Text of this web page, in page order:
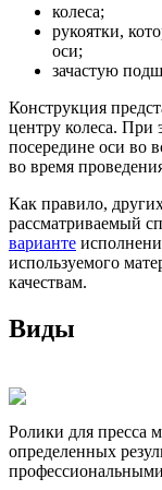
колеса;
рукоятки,
оси;
зачастую
Конструкция
центру колеса. При
посередине оси во
во время
Как правило,
рассматриваемый
варианте
используемого
качествам.
Виды
Ролики для пресса
определенных